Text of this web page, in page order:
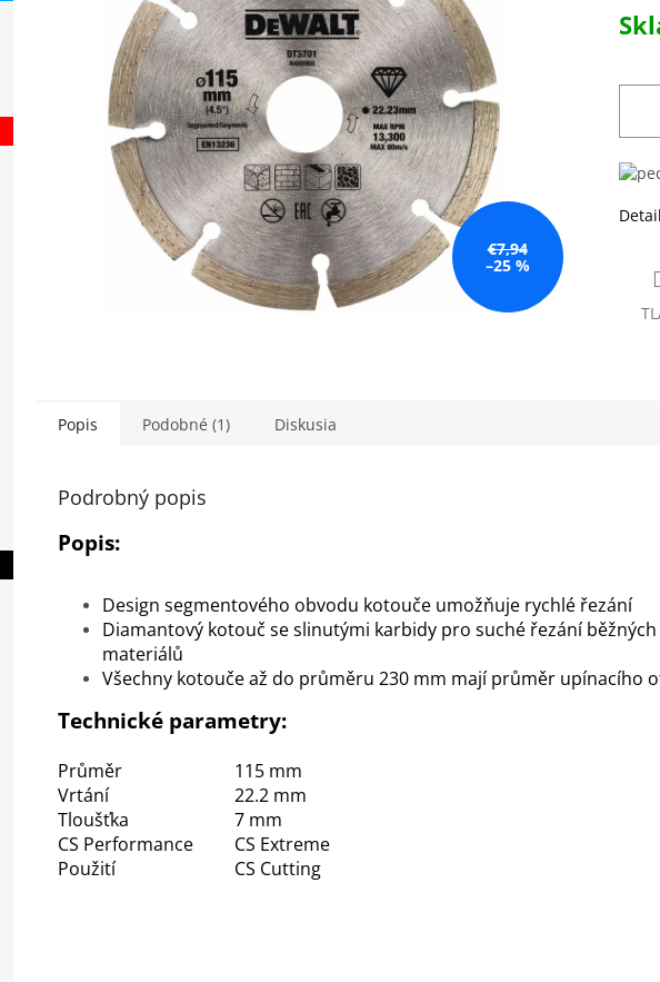
hviezdičiek.
€7,94
–25 %
cena:
Popis Podobné (1) Diskusia
Podrobný popis
Popis:
Design segmentového obvodu kotouče umožňuje rychlé řezání
Diamantový kotouč se slinutými karbidy pro suché řezání
materiálů
Všechny kotouče až do průměru 230 mm mají průměr upínacího
Technické parametry:
Průměr
115 mm
Vrtání
22.2 mm
Tloušťka
7 mm
CS Performance
CS Extreme
Použití
CS Cutting